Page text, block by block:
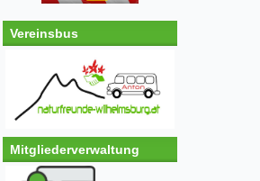
Vereinsbus
Mitgliederverwaltung